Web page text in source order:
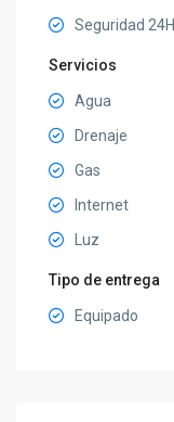
Seguridad 24H
Servicios
Agua
Drenaje
Gas
Internet
Luz
Tipo de entrega
Equipado